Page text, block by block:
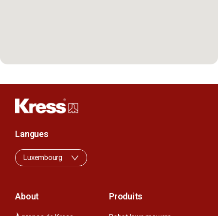
About Produits
Langues
Luxembourg